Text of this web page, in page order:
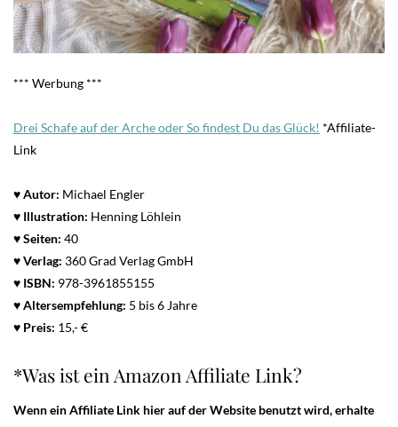
*** Werbung ***
Drei Schafe auf der Arche oder So findest Du das Glück! *Affiliate-
Link
♥ Autor: Michael Engler
♥ Illustration: Henning Löhlein
♥ Seiten: 40
♥ Verlag: 360 Grad Verlag GmbH
♥ ISBN: 978-3961855155
♥ Altersempfehlung: 5 bis 6 Jahre
♥ Preis: 15,- €
*Was ist ein Amazon Affiliate Link?
Wenn ein Affiliate Link hier auf der Website benutzt wird, erhalte